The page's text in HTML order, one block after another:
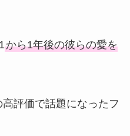
から1年後の彼らの愛を
評価で話題になったフ